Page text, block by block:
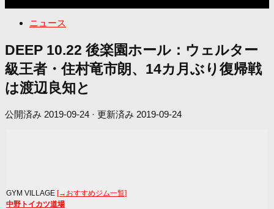
ニュース
DEEP 10.22 後楽園ホール：ウェルター
級王者・住村竜市朗、14カ月ぶり復帰戦
は渡辺良知と
公開済み 2019-09-24 · 更新済み 2019-09-24
GYM VILLAGE [→おすすめジム一覧]
中野トイカツ道場